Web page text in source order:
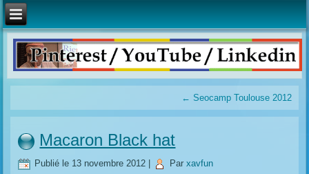
← Seocamp Toulouse 2012
Macaron Black hat
Publié le 13 novembre 2012 Par xavfun